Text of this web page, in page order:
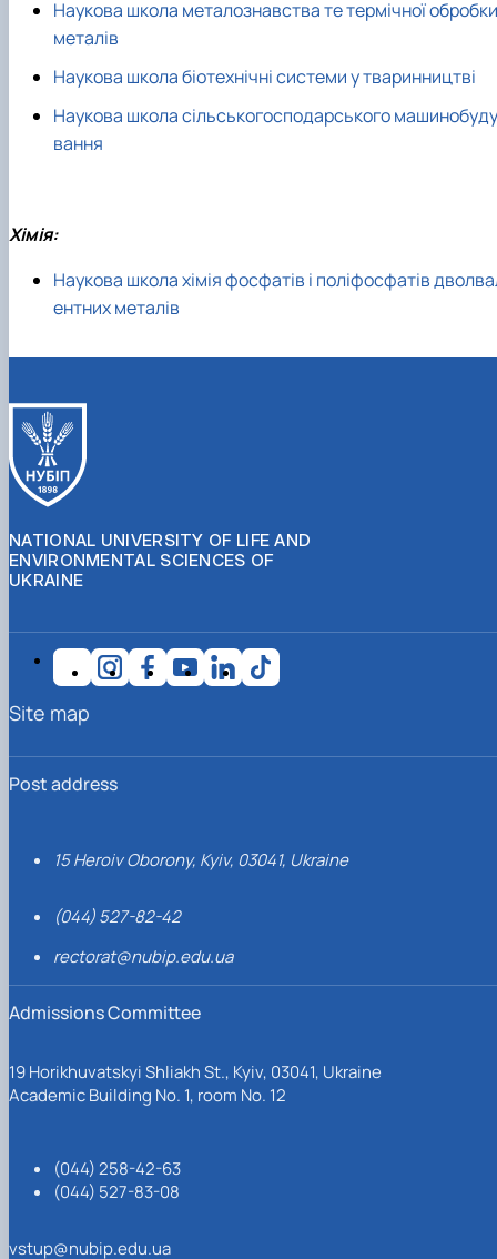
Наукова школа металознавства те термічної обробки
металів
Наукова школа біотехнічні системи у тваринництві
Наукова школа сільськогосподарського машинобуду
вання
Хімія:
Наукова школа хімія фосфатів і поліфосфатів
ентних металів
NATIONAL UNIVERSITY OF LIFE AND
ENVIRONMENTAL SCIENCES OF
UKRAINE
Post address
15 Heroiv Oborony, Kyiv, 03041, Ukraine
(044) 527-82-42
rectorat@nubip.edu.ua
Admissions Committee
19 Horikhuvatskyi Shliakh St., Kyiv, 03041, Ukraine
Academic Building No. 1, room No. 12
(044) 258-42-63
(044) 527-83-08
vstup@nubip.edu.ua
Site map